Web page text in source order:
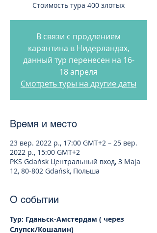
Стоимость тура 400 злотых
В связи с продлением
карантина в Нидерландах,
данный тур перенесен на 16-
18 апреля
Смотреть туры на другие даты
Время и место
23 вер. 2022 р., 17:00 GMT+2 – 25 вер.
2022 р., 15:00 GMT+2
PKS Gdańsk Центральный вход, 3 Maja
12, 80-802 Gdańsk, Польша
О событии
Тур: Гданьск-Амстердам ( через
Слупск/Кошалин)